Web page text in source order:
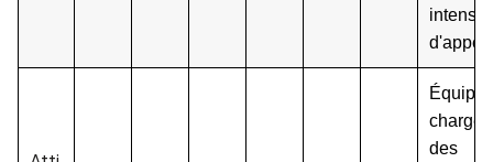
Équipes
des